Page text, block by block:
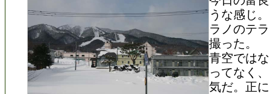
うな感じ
ラノのテ
撮った。
青空では
ってなく
気だ。正